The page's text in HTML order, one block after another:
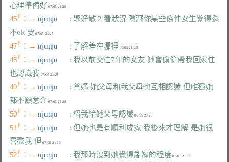
心理準備好
07/05 21:25
46F ：→ njunju : 聚好散 2 看狀況 隱藏你某些條件女生覺得還
不ok 要
07/05 21:25
47F ：→ njunju : 了解差在哪裡 07/05 21:25
48F ：→ njunju : 我以前交往7年的女友 她會偷偷帶我回家住
也認識我
49F ：→ njunju : 爸媽 她父母和我父母也互相認識 但唯獨她
都不願意介
07/05 21:28
50F ：→ njunju : 紹我給她父母認識 07/05 21:28
51F ：→ njunju : 但她也是有順利成家 我後來才理解 是她很
喜歡我 但
07/05 21:30
52F ：→ njunju : 我那時沒到她覺得能嫁的程度 07/05 21:30